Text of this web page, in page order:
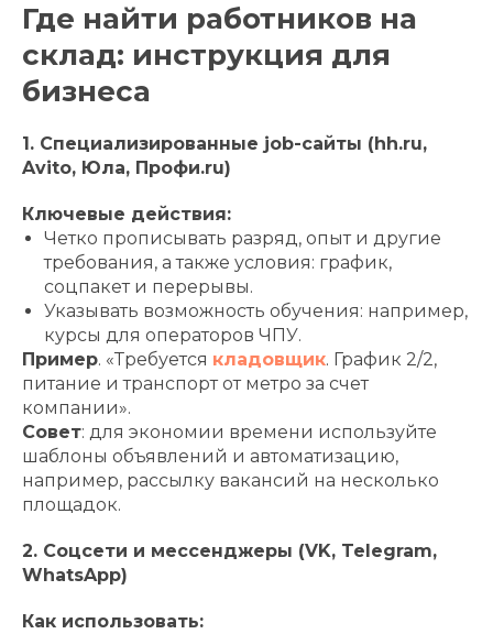
Где найти работников на
склад: инструкция для
бизнеса
1. Специализированные job-сайты (hh.ru,
Avito, Юла, Профи.ru)
Ключевые действия:
Четко прописывать разряд, опыт и другие
требования, а также условия: график,
соцпакет и перерывы.
Указывать возможность обучения: например,
курсы для операторов ЧПУ.
Пример. «Требуется кладовщик. График 2/2,
питание и транспорт от метро за счет
компании».
Совет: для экономии времени используйте
шаблоны объявлений и автоматизацию,
например, рассылку вакансий на несколько
площадок.
2. Соцсети и мессенджеры (VK, Telegram,
WhatsApp)
Как использовать: